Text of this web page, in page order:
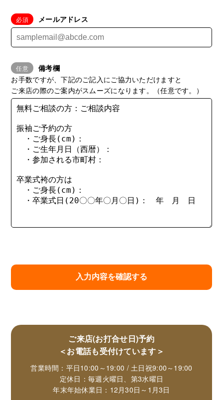
メールアドレス
備考欄
お手数ですが、下記のご記入にご協力いただけますと
ご来店の際のご案内がスムーズになります。（任意です。）
ご来店(お打合せ日)予約
＜お電話も受付けています＞
営業時間：平日10:00～19:00 / 土日祝9:00～19:00
定休日：毎週火曜日、第3水曜日
年末年始休業日：12月30日～1月3日